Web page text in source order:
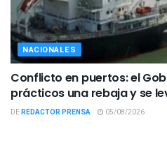
NACIONALES
Conflicto en puertos: el
prácticos una rebaja y se
DEREDACTOR PRENSA 05/08/2026